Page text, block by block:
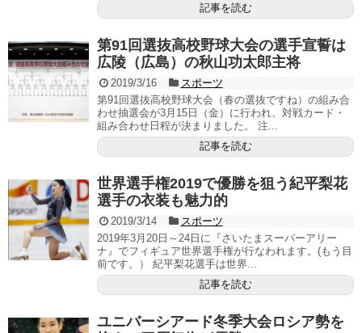
記事を読む
第91回選抜高校野球大会の選手宣誓は
広陵（広島）の秋山功太郎主将
2019/3/16
スポーツ
第91回選抜高校野球大会（春の選抜ですね）の組み合
わせ抽選会が3月15日（金）に行われ、対戦カード・
組み合わせ日程が決まりました。 注...
記事を読む
世界選手権2019で優勝を狙う紀平梨花
選手の衣装も魅力的
2019/3/14
スポーツ
2019年3月20日～24日に『さいたまスーパーアリー
ナ』でフィギュア世界選手権が行なわれます。(もう目
前です。） 紀平梨花選手は世界...
記事を読む
ユニバーシアード冬季大会ロシア勢を